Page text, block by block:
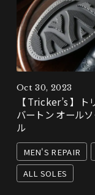
Oct 30, 2023
【 Tricker’s 】
バートン オール
ル
MEN'S REPAIR
ALL SOLES